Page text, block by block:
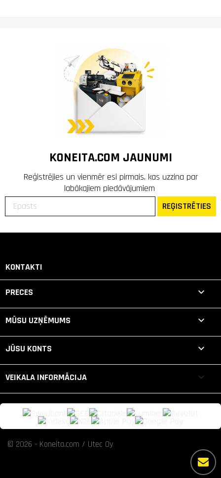
KONEITA.COM JAUNUMI
Reģistrējies un vienmēr esi pirmais, kas uzzina par
labākajiem piedāvājumiem
REĢISTRĒTIES
KONTAKTI
PRECES 
MŪSU UZŅĒMUMS 
JŪSU KONTS 
VEIKALA INFORMĀCIJA keyboard_arrow_down
© 2026 - Koneita.com / Utec Oy